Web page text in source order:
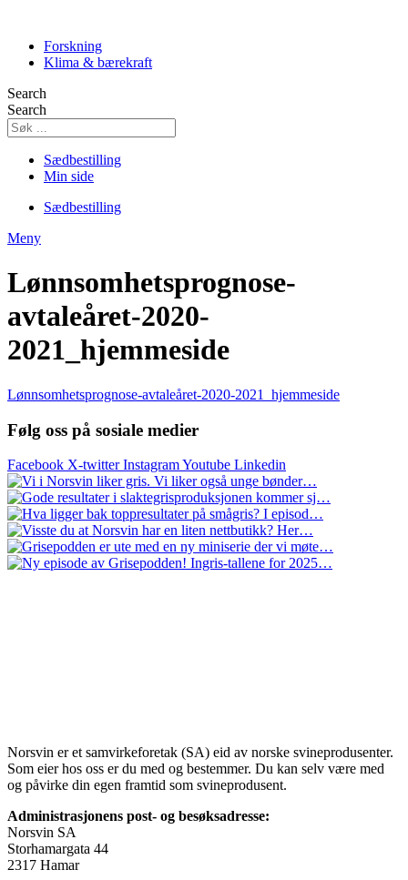
contentForskning
Klima & bærekraft
Search
Search
Sædbestilling
Min side
Sædbestilling
Meny
Lønnsomhetsprognose-
avtaleåret-2020-
2021_hjemmeside
Lønnsomhetsprognose-avtaleåret-2020-2021_hjemmeside
Følg oss på sosiale medier
Facebook X-twitter InstagramYoutube Linkedin
Norsvin er et samvirkeforetak (SA) eid av norske svineprodusenter.
Som eier hos oss er du med og bestemmer. Du kan selv være med
og påvirke din egen framtid som svineprodusent.
Administrasjonens post- og besøksadresse:
Norsvin SA
Storhamargata 44
2317 Hamar